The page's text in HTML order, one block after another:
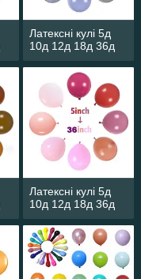
Латексні кулі 5д
10д 12д 18д 36д
Латексні кулі 5д
10д 12д 18д 36д